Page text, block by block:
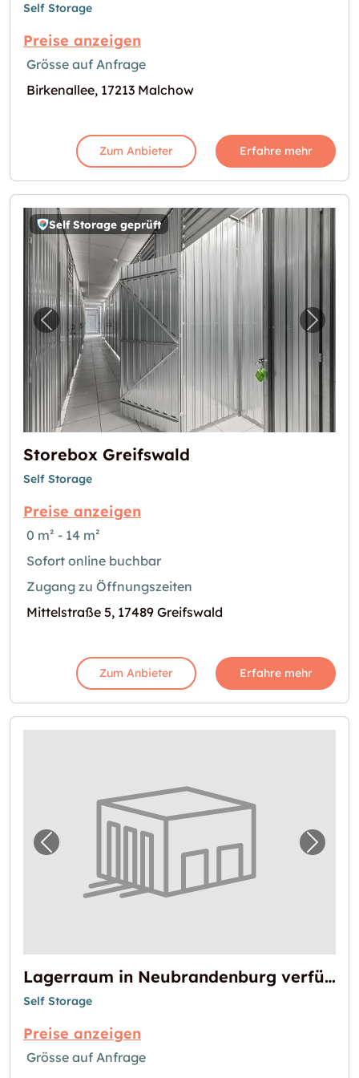
Self Storage
Preise anzeigen
Grösse auf Anfrage
Birkenallee, 17213 Malchow
Zum Anbieter Erfahre mehr
Self Storage geprüft
Vorheriges Bild für "Storebox Greifswald"
Storebox Greifswald
Self Storage
Preise anzeigen
0 m² - 14 m²
Sofort online buchbar
Zugang zu Öffnungszeiten
Mittelstraße 5, 17489 Greifswald
Zum Anbieter Erfahre mehr
Vorheriges Bild für "Lagerraum in
Lagerraum in Neubrandenburg verfügbar
Self Storage
Preise anzeigen
Grösse auf Anfrage